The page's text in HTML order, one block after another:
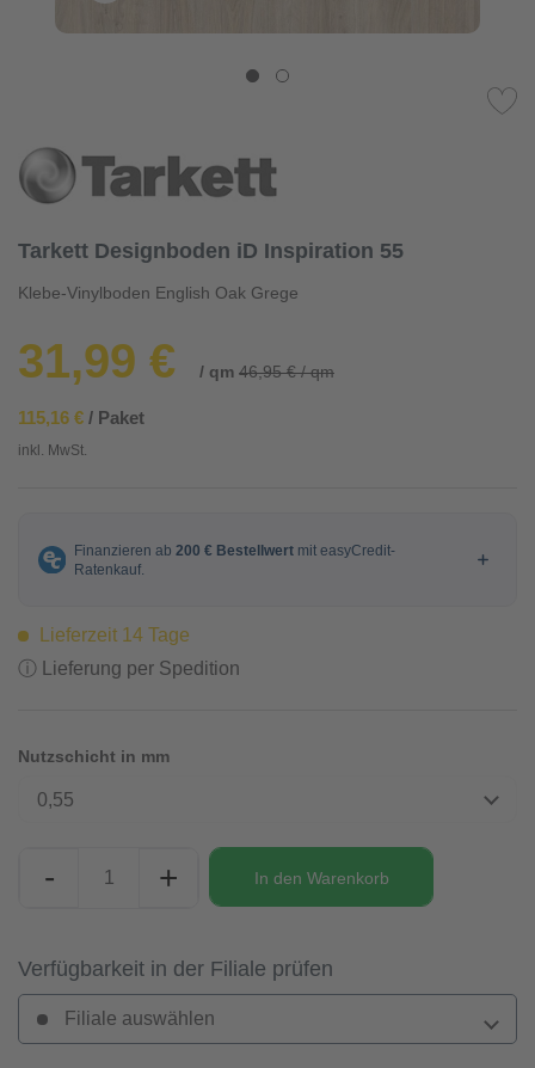
Tarkett Designboden iD Inspiration 55
Klebe-Vinylboden English Oak Grege
31,99 € / qm 46,95 € / qm
115,16 € / Paket
inkl. MwSt.
Lieferzeit 14 Tage
ⓘ Lieferung per Spedition
Nutzschicht in mm
0,55
- + In den Warenkorb
Verfügbarkeit in der Filiale prüfen
Filiale auswählen